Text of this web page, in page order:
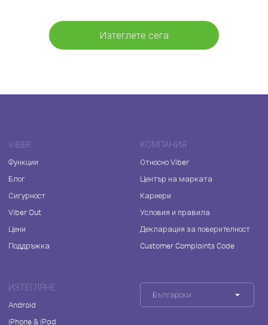
Изтеглете сега
VIBER
Функции
Блог
Сигурност
Viber Out
Цени
Поддръжка
КОМПАНИЯ
Относно Viber
Център на марката
Кариери
Условия и правила
Декларация за поверителност
Customer Complaints Code
ИЗТЕГЛЯНЕ
Android
iPhone & iPad
Български